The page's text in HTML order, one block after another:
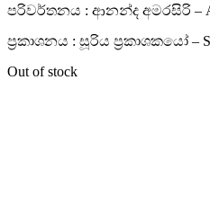
පරිවර්තනය : ආනන්ද අමරසිරි –
ප්‍රකාශනය : සූරිය ප්‍රකාශකයෝ –
Out of stock